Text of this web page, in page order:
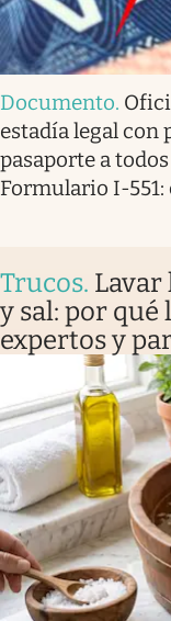
Documento.
estadía legal con
pasaporte a
Formulario I-
Trucos. Lavar
y sal: por
expertos y